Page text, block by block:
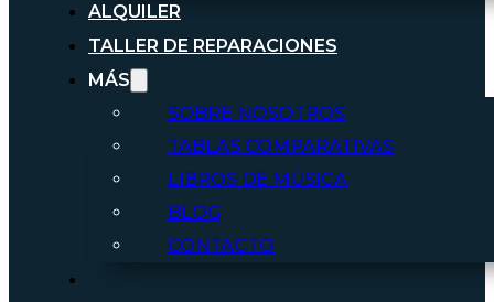
ALQUILER
TALLER DE REPARACIONES
MÁS
SOBRE NOSOTROS
TABLAS COMPARATIVAS
LIBROS DE MÚSICA
BLOG
CONTACTO